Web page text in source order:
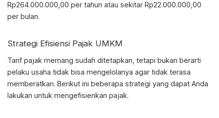
Rp264.000.000,00 per tahun atau sekitar Rp22.000.000,00
per bulan.
Strategi Efisiensi Pajak UMKM
Tarif pajak memang sudah ditetapkan, tetapi bukan berarti
pelaku usaha tidak bisa mengelolanya agar tidak terasa
memberatkan. Berikut ini beberapa strategi yang dapat Anda
lakukan untuk mengefisienkan pajak.